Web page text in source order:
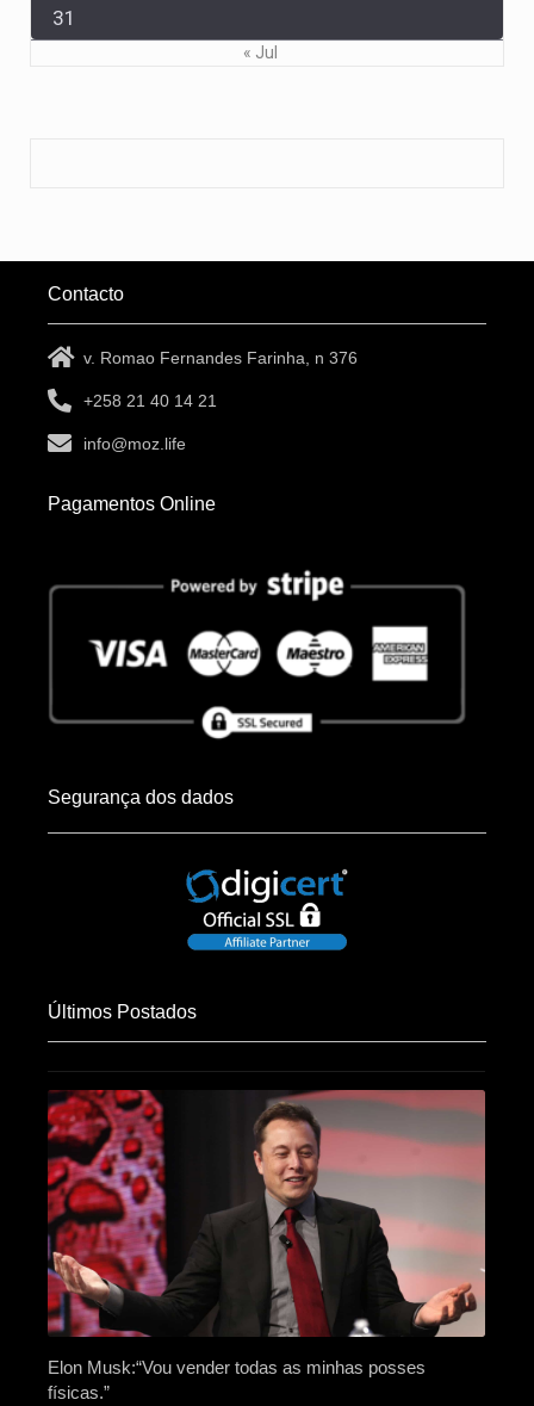
31
« Jul
Contacto
v. Romao Fernandes Farinha, n 376
+258 21 40 14 21
info@moz.life
Pagamentos Online
Segurança dos dados
Últimos Postados
Elon Musk:“Vou vender todas as minhas posses
físicas.”